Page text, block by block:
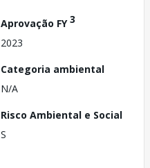
Aprovação FY3
2023
Categoria ambiental
N/A
Risco Ambiental e Social
S